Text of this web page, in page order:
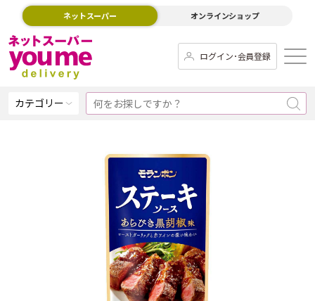
ネットスーパー オンラインショップ
ログイン･会員登録
カテゴリー